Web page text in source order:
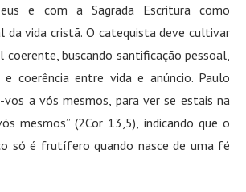
e com a Sagrada Escritura como
da vida cristã. O catequista deve cultivar
coerente, buscando santificação pessoal,
coerência entre vida e anúncio. Paulo
vos a vós mesmos, para ver se estais na
mesmos” (2Cor 13,5), indicando que o
só é frutífero quando nasce de uma fé